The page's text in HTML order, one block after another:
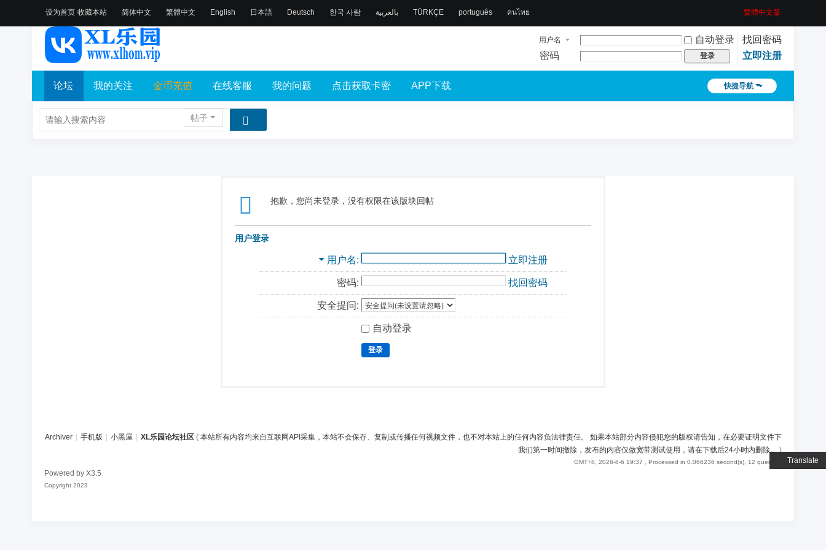
设为首页 收藏本站
Translate
简体中文 繁體中文 English 日本語 Deutsch 한국 사람 بالعربية TÜRKÇE português คนไทย 繁體中文版
用户名 自动登录
找回密码
密码
登录 立即注册
快捷导航
论坛 我的关注 金币充值 在线客服 我的问题 点击获取卡密 APP下载
帖子
抱歉，您尚未登录，没有权限在该版块回帖
用户登录
用户名 立即注册
密码: 找回密码
安全提问:
自动登录
登录
Archiver 手机版 小黑屋 XL乐园论坛社区 ( 本站所有内容均来自互联网API采集，本站不会保存、复制或传播任何视频文件，也不对本站上的任何内容负法律责任。 如果本站部分内容侵犯您的版权请告知，在必要证明文件下
我们第一时间撤除，发布的内容仅做宽带测试使用，请在下载后24小时内删除。)
GMT+8, 2026-8-6 19:37 , Processed in 0.066236 second(s), 12 queries .
Powered by X3.5
Copyright 2023